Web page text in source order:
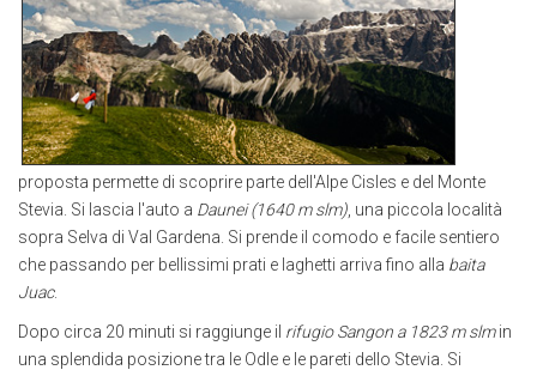
proposta permette di scoprire parte dell'Alpe Cisles e del Monte
Stevia. Si lascia l'auto a Daunei (1640 m slm) , una piccola località
sopra Selva di Val Gardena. Si prende il comodo e facile sentiero
che passando per bellissimi prati e laghetti arriva fino alla baita
Juac.
Dopo circa 20 minuti si raggiunge il rifugio Sangon a 1823 m slmin
una splendida posizione tra le Odle e le pareti dello Stevia. Si